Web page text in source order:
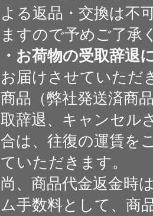
よる返品・交換は不
ますので予めご了承
・お荷物の受取辞退
お届けさせていただ
商品（弊社発送済商
取辞退、キャンセル
合は、往復の運賃を
ていただきます。
尚、商品代金返金時
ム手数料として、商